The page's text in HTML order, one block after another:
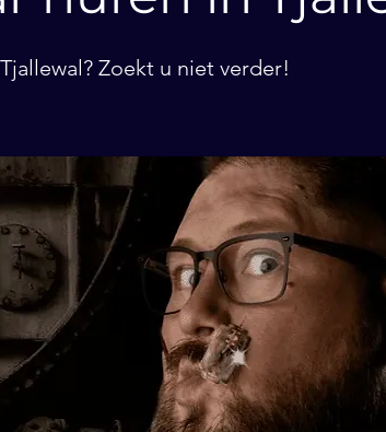
Zoekt u niet verder!